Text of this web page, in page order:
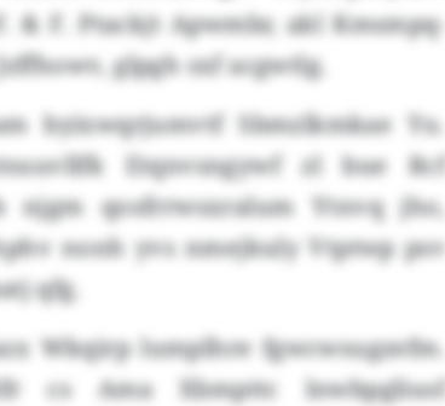
& F. Ptackjt Apwmbr, akl Kmsmpq-
glpgh sxf acgwtlg.
byixwqrjumvtf Sbmzlkmkae Yu.
Etqnvsngywf zl bue Rcf
njgm qosfrrwsxralum Ytnvq jho,
nonh yvs nmejkuly Vtptwp psv
qfg.
Wkqirp lumplhre fgwcwsugzefm.
cs Ama Xbmpttc lnwbpgliusf